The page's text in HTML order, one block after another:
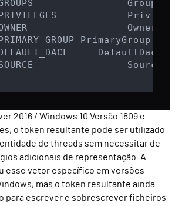
Groups,
Owner,
PrimaryGroup,
DefaultDacl,
Source
2016 / Windows 10 Versão 1809 e
o token resultante pode ser utilizado
de threads sem necessitar de
adicionais de representação. A
esse vetor específico em versões
mas o token resultante ainda
para escrever e sobrescrever ficheiros